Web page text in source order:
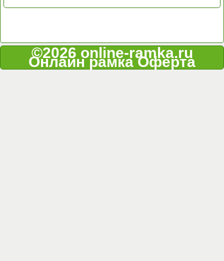
©2026 online-ramka.ru
Онлайн рамкаОферта